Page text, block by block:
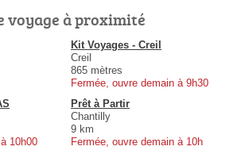
voyage à proximité
Kit Voyages - Creil
Creil
865 mètres
Fermée, ouvre demain à 9h30
10h00
Prêt à Partir
Chantilly
9 km
Fermée, ouvre demain à 10h